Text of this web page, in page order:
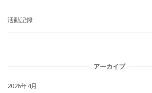
活動記録
アーカイブ
2026年4月